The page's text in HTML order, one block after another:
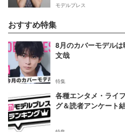
モデルプレス
おすすめ特集
8月のカバーモデル
文哉
特集
各種エンタメ・ライ
グ＆読者アンケート